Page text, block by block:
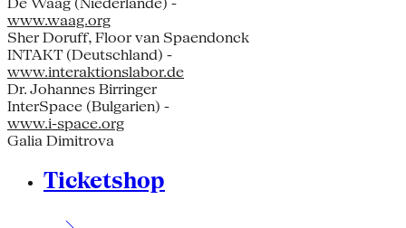
www.waag.org
Sher Doruff, Floor van Spaendonck
INTAKT (Deutschland) -
www.interaktionslabor.de
Dr. Johannes Birringer
InterSpace (Bulgarien) -
www.i-space.org
Galia Dimitrova
Ticketshop